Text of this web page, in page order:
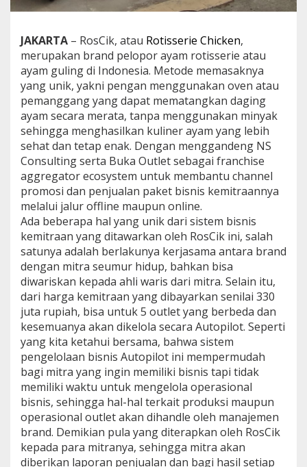
s
a
d
a
P
r
o
d
u
k
P
e
n
g
a
n
a
S
e
h
a
t
JAKARTA – RosCik, atau Rotisserie Chicken,
merupakan brand pelopor ayam rotisserie atau
ayam guling di Indonesia. Metode memasaknya
yang unik, yakni pengan menggunakan oven atau
pemanggang yang dapat mematangkan daging
ayam secara merata, tanpa menggunakan minyak
sehingga menghasilkan kuliner ayam yang lebih
sehat dan tetap enak. Dengan menggandeng NS
Consulting serta Buka Outlet sebagai franchise
aggregator ecosystem untuk membantu channel
promosi dan penjualan paket bisnis kemitraannya
melalui jalur offline maupun online.
Ada beberapa hal yang unik dari sistem bisnis
kemitraan yang ditawarkan oleh RosCik ini, salah
satunya adalah berlakunya kerjasama antara brand
dengan mitra seumur hidup, bahkan bisa
diwariskan kepada ahli waris dari mitra. Selain itu,
dari harga kemitraan yang dibayarkan senilai 330
juta rupiah, bisa untuk 5 outlet yang berbeda dan
kesemuanya akan dikelola secara Autopilot. Seperti
yang kita ketahui bersama, bahwa sistem
pengelolaan bisnis Autopilot ini mempermudah
bagi mitra yang ingin memiliki bisnis tapi tidak
memiliki waktu untuk mengelola operasional
bisnis, sehingga hal-hal terkait produksi maupun
operasional outlet akan dihandle oleh manajemen
brand. Demikian pula yang diterapkan oleh RosCik
kepada para mitranya, sehingga mitra akan
diberikan laporan penjualan dan bagi hasil setiap